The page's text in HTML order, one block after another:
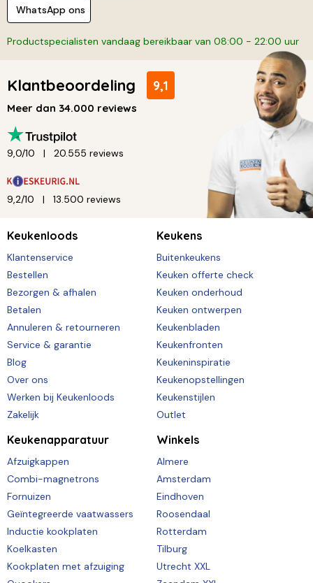
WhatsApp ons
Productspecialisten vandaag bereikbaar van 08:00 - 22:00 uur
Klantbeoordeling 9,1
Meer dan 34.000 reviews
9,0/10 20.555 reviews
9,2/10 13.500 reviews
Keukenloods
Klantenservice
Bestellen
Bezorgen & afhalen
Betalen
Annuleren & retourneren
Service & garantie
Blog
Over ons
Werken bij Keukenloods
Zakelijk
Keukens
Buitenkeukens
Keuken offerte check
Keuken onderhoud
Keuken ontwerpen
Keukenbladen
Keukenfronten
Keukeninspiratie
Keukenopstellingen
Keukenstijlen
Outlet
Keukenapparatuur
Afzuigkappen
Combi-magnetrons
Fornuizen
Geïntegreerde vaatwassers
Inductie kookplaten
Koelkasten
Kookplaten met afzuiging
Winkels
Almere
Amsterdam
Eindhoven
Roosendaal
Rotterdam
Tilburg
Utrecht XXL